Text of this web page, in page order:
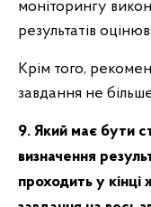
моніторингу
результатів
Крім того,
завдання не
9. Який має бути
визначення
проходить у кінці